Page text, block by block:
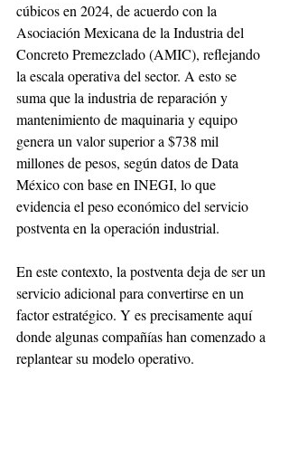
cúbicos en 2024, de acuerdo con la
Asociación Mexicana de la Industria del
Concreto Premezclado (AMIC), reflejando
la escala operativa del sector. A esto se
suma que la industria de reparación y
mantenimiento de maquinaria y equipo
genera un valor superior a $738 mil
millones de pesos, según datos de Data
México con base en INEGI, lo que
evidencia el peso económico del servicio
postventa en la operación industrial.
En este contexto, la postventa deja de ser un
servicio adicional para convertirse en un
factor estratégico. Y es precisamente aquí
donde algunas compañías han comenzado a
replantear su modelo operativo.